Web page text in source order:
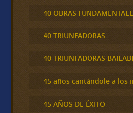
40 OBRAS
40 TRIUNFADORAS
40 TRIUNFADORAS
45 años cantándole a los
45 AÑOS DE ÉXITO